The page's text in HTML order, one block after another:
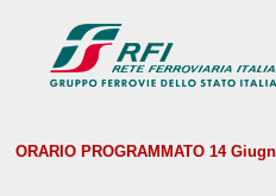
ORARIO PROGRAMMATO 14